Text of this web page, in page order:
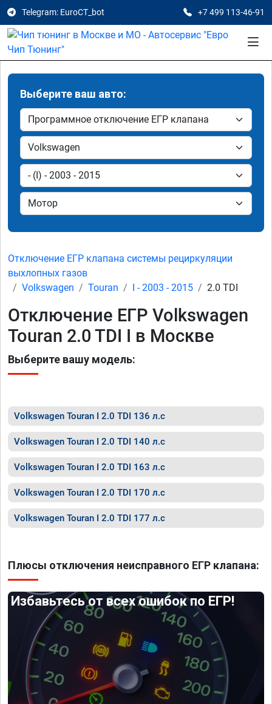
Telegram: EuroCT_bot +7 499 113-46-91
Выберите ваш авто:
Отключение ЕГР клапана системы рециркуляции
выхлопных газов
Volkswagen
Touran I - 2003 - 2015 2.0 TDI
Отключение ЕГР Volkswagen
Touran 2.0 TDI I в Москве
Выберите вашу модель:
Volkswagen Touran I 2.0 TDI 136 л.с
Volkswagen Touran I 2.0 TDI 140 л.с
Volkswagen Touran I 2.0 TDI 163 л.с
Volkswagen Touran I 2.0 TDI 170 л.с
Volkswagen Touran I 2.0 TDI 177 л.с
Плюсы отключения неисправного ЕГР клапана:
Избавьтесь от всех ошибок по ЕГР!